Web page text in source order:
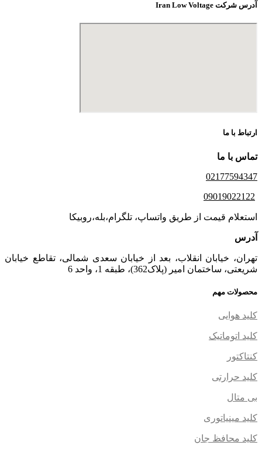
آدرس شرکت Iran Low Voltage
ارتباط با ما
تماس با ما
02177594347
09019022122
استعلام قیمت از طریق واتساپ، تلگرام،بله،روبیکا
آدرس
تهران، خیابان انقلاب، بعد از خیابان سعدی شمالی، تقاطع خیابان
شریعتی، ساختمان امیر (پلاک362)، طبقه 1، واحد 6
محصولات مهم
کلید هوایی
کلید اتوماتیک
کنتاکتور
کلید حرارتی
بی متال
کلید مینیاتوری
کلید محافظ جان